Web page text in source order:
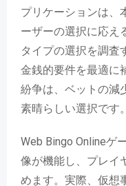
プリケーションは、
ーザーの選択に応え
タイプの選択を調査
金銭的要件を最適に
紛争は、ベットの減
素晴らしい選択です。
Web Bingo Onlineゲ
像が機能し、プレイ
めます。実際、仮想